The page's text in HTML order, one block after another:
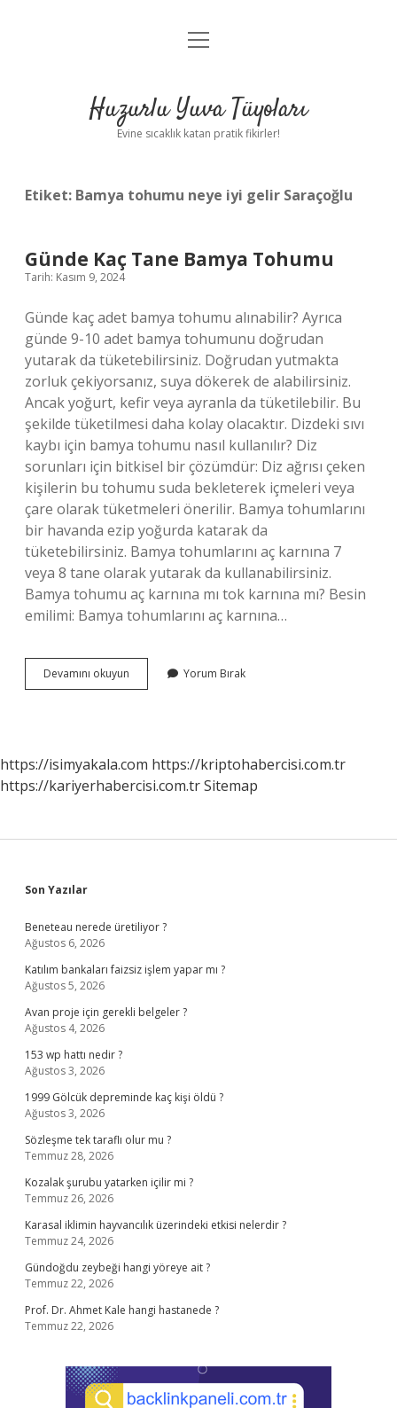
Anasayfa
Yasal Uyarı
menüyü
Huzurlu Yuva Tüyoları
Evine sıcaklık katan pratik fikirler!
Etiket: Bamya tohumu neye iyi gelir Saraçoğlu
Günde Kaç Tane Bamya Tohumu
Tarih: Kasım 9, 2024
Günde kaç adet bamya tohumu alınabilir? Ayrıca
günde 9-10 adet bamya tohumunu doğrudan
yutarak da tüketebilirsiniz. Doğrudan yutmakta
zorluk çekiyorsanız, suya dökerek de alabilirsiniz.
Ancak yoğurt, kefir veya ayranla da tüketilebilir. Bu
şekilde tüketilmesi daha kolay olacaktır. Dizdeki sıvı
kaybı için bamya tohumu nasıl kullanılır? Diz
sorunları için bitkisel bir çözümdür: Diz ağrısı çeken
kişilerin bu tohumu suda bekleterek içmeleri veya
çare olarak tüketmeleri önerilir. Bamya tohumlarını
bir havanda ezip yoğurda katarak da
tüketebilirsiniz. Bamya tohumlarını aç karnına 7
veya 8 tane olarak yutarak da kullanabilirsiniz.
Bamya tohumu aç karnına mı tok karnına mı? Besin
emilimi: Bamya tohumlarını aç karnına…
Devamını okuyun
Kaç
Yorum Bırak
https://isimyakala.com https://kriptohabercisi.com.tr
https://kariyerhabercisi.com.trSitemap
Sidebar
Son Yazılar
Beneteau nerede üretiliyor ?
Ağustos 6, 2026
Katılım bankaları faizsiz işlem yapar mı ?
Ağustos 5, 2026
Avan proje için gerekli belgeler ?
Ağustos 4, 2026
153 wp hattı nedir ?
Ağustos 3, 2026
1999 Gölcük depreminde kaç kişi öldü ?
Ağustos 3, 2026
Sözleşme tek taraflı olur mu ?
Temmuz 28, 2026
Kozalak şurubu yatarken içilir mi ?
Temmuz 26, 2026
Karasal iklimin hayvancılık üzerindeki etkisi nelerdir ?
Temmuz 24, 2026
Gündoğdu zeybeği hangi yöreye ait ?
Temmuz 22, 2026
Prof. Dr. Ahmet Kale hangi hastanede ?
Temmuz 22, 2026